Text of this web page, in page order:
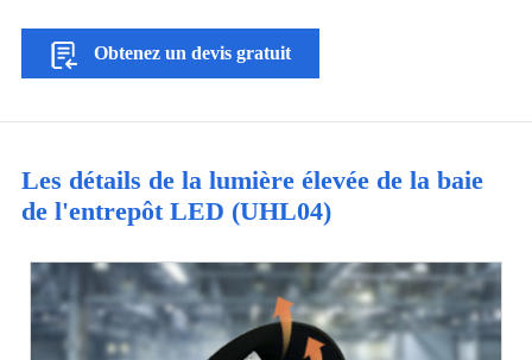
Obtenez un devis gratuit
Les détails de la lumière élevée de la baie
de l'entrepôt LED (UHL04)